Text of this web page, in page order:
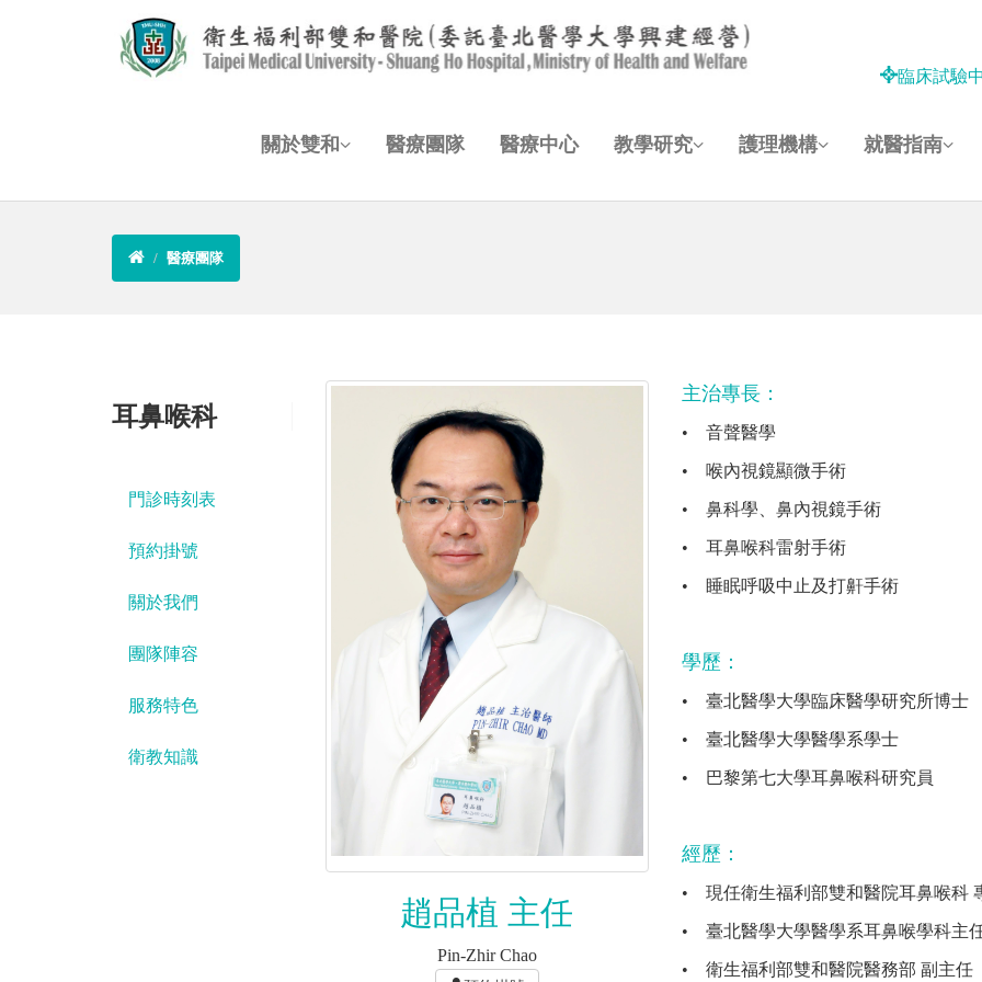
臨床試驗
關於雙和 醫療團隊 醫療中心 教學研究 護理機構 就醫指南
醫療團隊
耳鼻喉科
門診時刻表
預約掛號
關於我們
團隊陣容
服務特色
衛教知識
趙品植 主任
Pin-Zhir Chao
主治專長：
• 音聲醫學
• 喉內視鏡顯微手術
• 鼻科學、鼻內視鏡手術
• 耳鼻喉科雷射手術
• 睡眠呼吸中止及打鼾手術
學歷：
• 臺北醫學大學臨床醫學研究所博士
• 臺北醫學大學醫學系學士
• 巴黎第七大學耳鼻喉科研究員
經歷：
• 現任衛生福利部雙和醫院耳鼻喉科
• 臺北醫學大學醫學系耳鼻喉學科主
• 衛生福利部雙和醫院醫務部 副主任